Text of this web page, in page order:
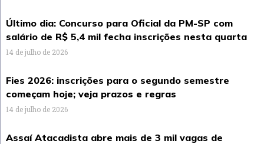
Último dia: Concurso para Oficial da PM-SP com
salário de R$ 5,4 mil fecha inscrições nesta quarta
14 de julho de 2026
Fies 2026: inscrições para o segundo semestre
começam hoje; veja prazos e regras
14 de julho de 2026
Assaí Atacadista abre mais de 3 mil vagas de